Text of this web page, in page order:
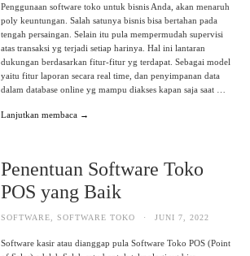
Penggunaan software toko untuk bisnis Anda, akan menaruh
poly keuntungan. Salah satunya bisnis bisa bertahan pada
tengah persaingan. Selain itu pula mempermudah supervisi
atas transaksi yg terjadi setiap harinya. Hal ini lantaran
dukungan berdasarkan fitur-fitur yg terdapat. Sebagai model
yaitu fitur laporan secara real time, dan penyimpanan data
dalam database online yg mampu diakses kapan saja saat …
Lanjutkan membaca →
Penentuan Software Toko
POS yang Baik
SOFTWARE ,SOFTWARE TOKO · JUNI 7, 2022
Software kasir atau dianggap pula Software Toko POS (Point